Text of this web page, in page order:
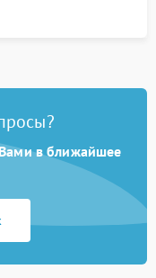
в ближайшее